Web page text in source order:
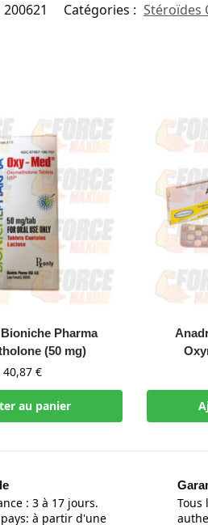
200621 Catégories : Stéroïdes
Pharma
(50 mg)
40,87 €
au panier
: 3 à 17 jours.
à partir d'une
Tous